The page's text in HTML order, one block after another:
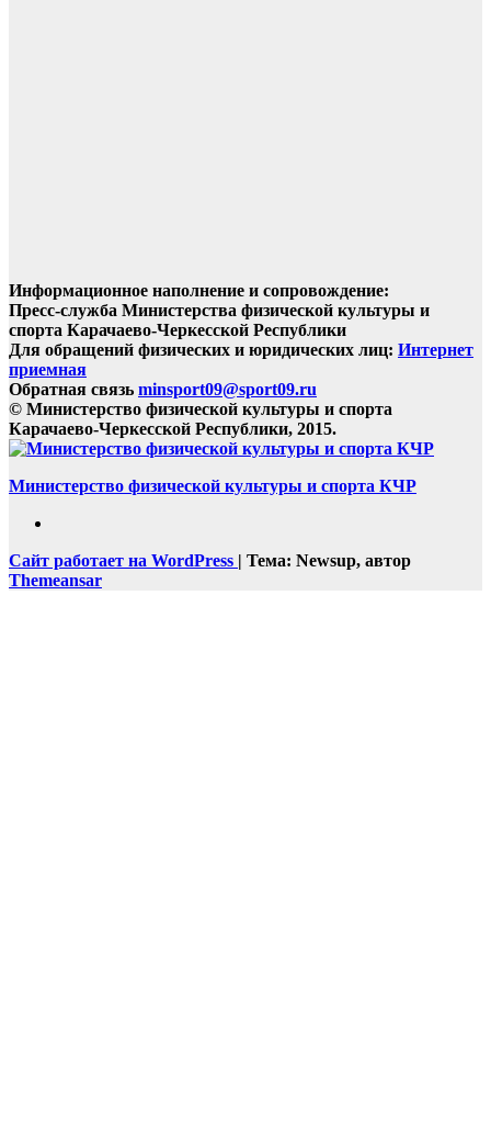
Информационное наполнение и сопровождение:
Пресс-служба Министерства физической культуры и
спорта Карачаево-Черкесской Республики
Для обращений физических и юридических лиц: Интернет
приемная
Обратная связь minsport09@sport09.ru
© Министерство физической культуры и спорта
Карачаево-Черкесской Республики, 2015.
Министерство физической культуры и спорта КЧР
Сайт работает на WordPress | Тема: Newsup, автор
Themeansar